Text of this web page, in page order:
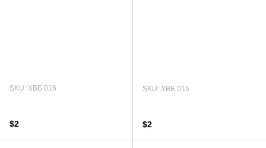
SKU: ХВБ 016
$2
SKU: ХВБ 015
$2